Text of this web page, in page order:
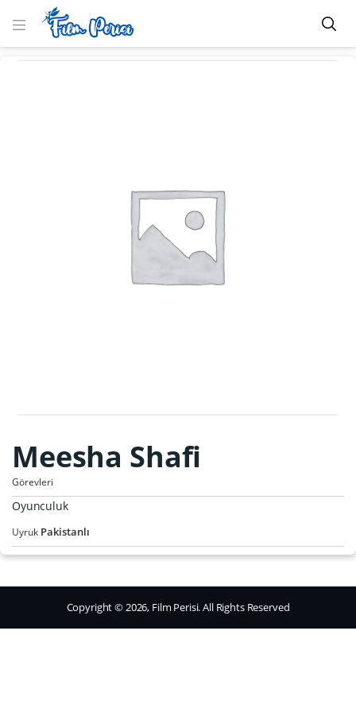
Meesha Shafi
Görevleri
Oyunculuk
Uyruk Pakistanlı
Copyright © 2026, Film Perisi. All Rights Reserved